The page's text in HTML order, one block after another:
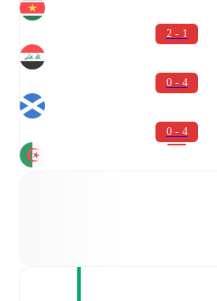
2 - 1
0 - 4
0 - 4